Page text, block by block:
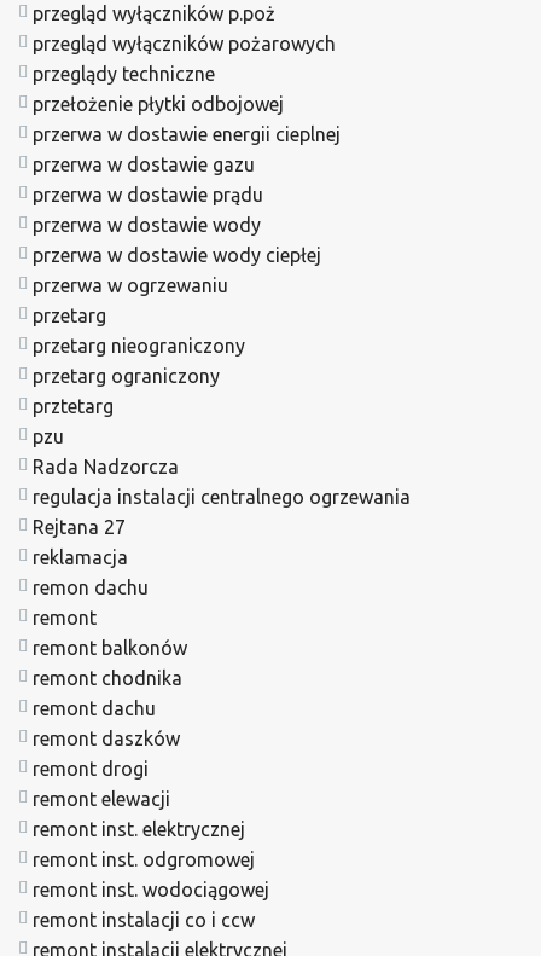
przegląd wyłączników p.poż
przegląd wyłączników pożarowych
przeglądy techniczne
przełożenie płytki odbojowej
przerwa w dostawie energii cieplnej
przerwa w dostawie gazu
przerwa w dostawie prądu
przerwa w dostawie wody
przerwa w dostawie wody ciepłej
przerwa w ogrzewaniu
przetarg
przetarg nieograniczony
przetarg ograniczony
prztetarg
pzu
Rada Nadzorcza
regulacja instalacji centralnego ogrzewania
Rejtana 27
reklamacja
remon dachu
remont
remont balkonów
remont chodnika
remont dachu
remont daszków
remont drogi
remont elewacji
remont inst. elektrycznej
remont inst. odgromowej
remont inst. wodociągowej
remont instalacji co i ccw
remont instalacji elektrycznej